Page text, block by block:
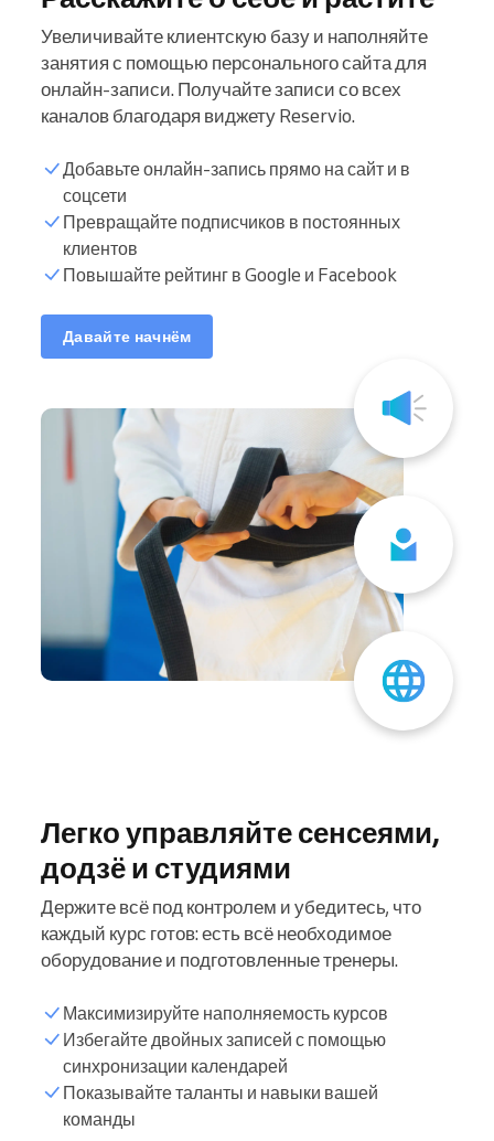
Увеличивайте клиентскую базу и наполняйте
занятия с помощью персонального сайта для
онлайн-записи. Получайте записи со всех
каналов благодаря виджету Reservio.
Добавьте онлайн-запись прямо на сайт и в
соцсети
Превращайте подписчиков в постоянных
клиентов
Повышайте рейтинг в Google и Facebook
Давайте начнём
Синхронизировать
календарь
Легко управляйте сенсеями,
додзё и студиями
Держите всё под контролем и убедитесь, что
каждый курс готов: есть всё необходимое
оборудование и подготовленные тренеры.
Максимизируйте наполняемость курсов
Избегайте двойных записей с помощью
синхронизации календарей
Показывайте таланты и навыки вашей
команды